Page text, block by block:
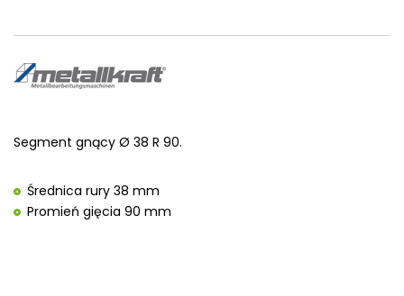
Segment gnący Ø 38 R 90.
Średnica rury 38 mm
Promień gięcia 90 mm